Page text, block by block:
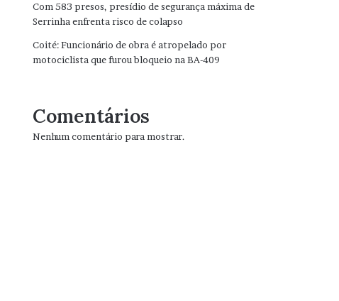
Com 583 presos, presídio de segurança máxima de
Serrinha enfrenta risco de colapso
Coité: Funcionário de obra é atropelado por
motociclista que furou bloqueio na BA-409
Comentários
Nenhum comentário para mostrar.